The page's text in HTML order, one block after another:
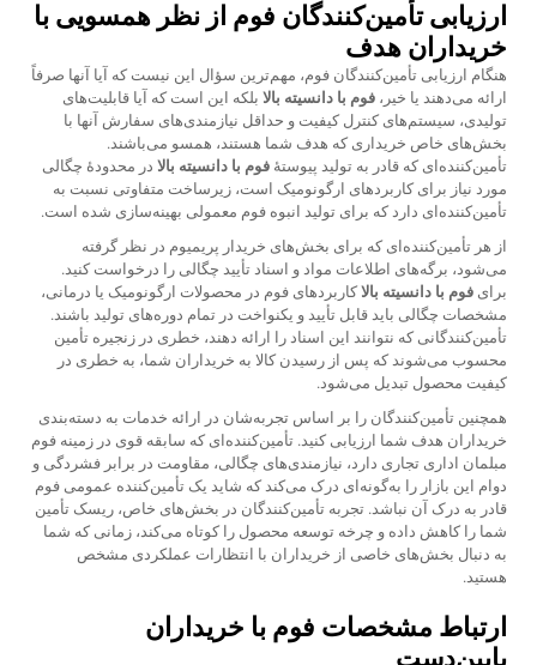
ارزیابی تأمین‌کنندگان فوم از نظر همسویی با
خریداران هدف
هنگام ارزیابی تأمین‌کنندگان فوم، مهم‌ترین سؤال این نیست که آیا آنها صرفاً
ارائه می‌دهند یا خیر، فوم با دانسیته بالا بلکه این است که آیا قابلیت‌های
تولیدی، سیستم‌های کنترل کیفیت و حداقل نیازمندی‌های سفارش آنها با
بخش‌های خاص خریداری که هدف شما هستند، همسو می‌باشند.
تأمین‌کننده‌ای که قادر به تولید پیوستهٔ فوم با دانسیته بالا در محدودهٔ چگالی
مورد نیاز برای کاربردهای ارگونومیک است، زیرساخت متفاوتی نسبت به
تأمین‌کننده‌ای دارد که برای تولید انبوه فوم معمولی بهینه‌سازی شده است.
از هر تأمین‌کننده‌ای که برای بخش‌های خریدار پریمیوم در نظر گرفته
می‌شود، برگه‌های اطلاعات مواد و اسناد تأیید چگالی را درخواست کنید.
برای فوم با دانسیته بالاکاربردهای فوم در محصولات ارگونومیک یا درمانی،
مشخصات چگالی باید قابل تأیید و یکنواخت در تمام دوره‌های تولید باشند.
تأمین‌کنندگانی که نتوانند این اسناد را ارائه دهند، خطری در زنجیره تأمین
محسوب می‌شوند که پس از رسیدن کالا به خریداران شما، به خطری در
کیفیت محصول تبدیل می‌شود.
همچنین تأمین‌کنندگان را بر اساس تجربه‌شان در ارائه خدمات به دسته‌بندی
خریداران هدف شما ارزیابی کنید. تأمین‌کننده‌ای که سابقه قوی در زمینه فوم
مبلمان اداری تجاری دارد، نیازمندی‌های چگالی، مقاومت در برابر فشردگی و
دوام این بازار را به‌گونه‌ای درک می‌کند که شاید یک تأمین‌کننده عمومی فوم
قادر به درک آن نباشد. تجربه تأمین‌کنندگان در بخش‌های خاص، ریسک تأمین
شما را کاهش داده و چرخه توسعه محصول را کوتاه می‌کند، زمانی که شما
به دنبال بخش‌های خاصی از خریداران با انتظارات عملکردی مشخص
هستید.
ارتباط مشخصات فوم با خریداران
پایین‌دست